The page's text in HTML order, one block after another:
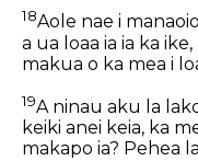
18Aole nae i
a ua loaa ia ia ka
makua o ka mea i
19A ninau aku la
keiki anei keia, ka
makapo ia? Pehea